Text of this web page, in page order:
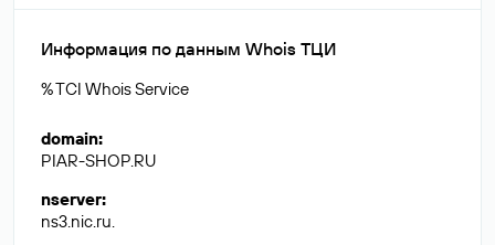
Информация по данным Whois ТЦИ
% TCI Whois Service
domain:
PIAR-SHOP.RU
nserver:
ns3.nic.ru.